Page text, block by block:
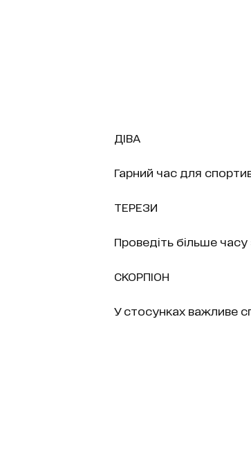
ДІВА
Гарний час для
ТЕРЕЗИ
Проведіть більше
СКОРПІОН
У стосунках важливе